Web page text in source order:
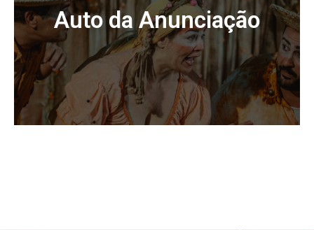
distorcidos das metralhadoras, dos desaparecidos...
Acessar
Auto da Anunciação